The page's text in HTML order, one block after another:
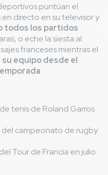
puntúan el
directo en su televisor y
todos los partidos
o eche la siesta al
franceses mientras el
su equipo desde el
.
tenis de Roland Garros
campeonato de rugby
Tour de Francia en julio